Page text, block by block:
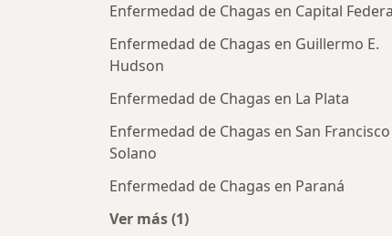
Enfermedad de Chagas en Capital
Enfermedad de Chagas en Guillermo E.
Hudson
Enfermedad de Chagas en La Plata
Enfermedad de Chagas en San Francisco
Solano
Enfermedad de Chagas en Paraná
Ver más (1)